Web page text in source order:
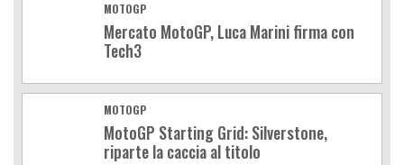
MOTOGP
Mercato MotoGP, Luca Marini firma con
Tech3
MOTOGP
MotoGP Starting Grid: Silverstone,
riparte la caccia al titolo